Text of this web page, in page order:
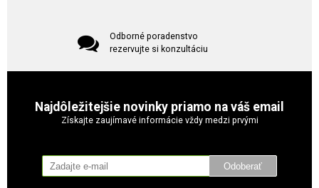
Odborné poradenstvo
rezervujte si konzultáciu
Najdôležitejšie novinky priamo na váš email
Získajte zaujímavé informácie vždy medzi prvými
Odoberať